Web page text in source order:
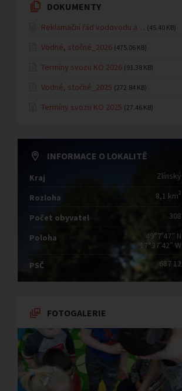
DOKUMENTY
Reklamační řád vodovodu a… (45.40 KB)
Vodné, stočné_2026 (475.06 KB)
Termíny svozu KO 2026 (91.38 KB)
Vodné, stočné_2025 (272.84 KB)
Termíny svozu KO 2025 (27.46 KB)
INFORMACE O LOKALITĚ
Kraj Zlínský
Rozloha 8,1 km2
Počet obyvatel 308
Poloha
49°7′47″ N
17°37′42″ W
PSČ
687 12
FOTOGALERIE